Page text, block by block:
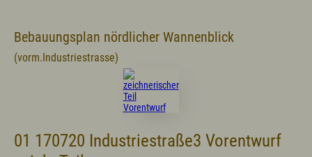
Bebauungsplan nördlicher Wannenblick
(vorm.Industriestrasse)
01 170720 Industriestraße3 Vorentwurf